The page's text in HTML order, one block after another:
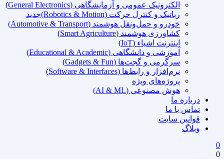
الکترونیک عمومی و آزمایشگاهی (General Electronics)
رباتیک و کنترل حرکت (Robotics & Motion)
جدید
خودرو و حمل‌ونقل هوشمند (Automotive & Transport)
کشاورزی هوشمند (Smart Agriculture)
اینترنت اشیاء (IoT)
آموزشی و دانشگاهی (Educational & Academic)
سرگرمی و گجت‌ها (Gadgets & Fun)
نرم‌افزار و رابط‌ها (Software & Interfaces)
پروژه‌های ویژه
هوش مصنوعی (AI & ML)
درباره ما
تماس با ما
قوانین سایت
وبلاگ
0
0